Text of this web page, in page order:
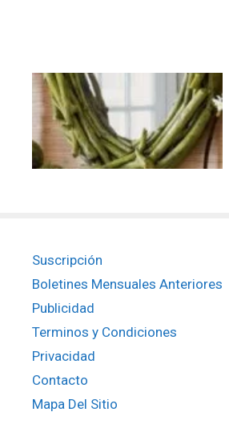
Suscripción
Boletines Mensuales Anteriores
Publicidad
Terminos y Condiciones
Privacidad
Contacto
Mapa Del Sitio